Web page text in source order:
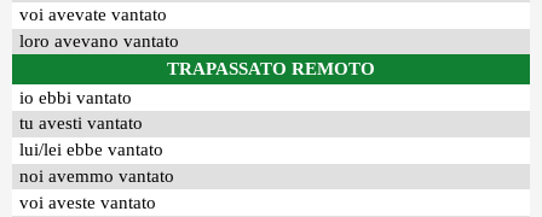
voi avevate vantato
loro avevano vantato
TRAPASSATO REMOTO
io ebbi vantato
tu avesti vantato
lui/lei ebbe vantato
noi avemmo vantato
voi aveste vantato